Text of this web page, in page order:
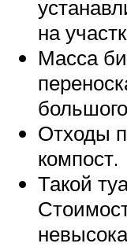
на
Масса
Отходы
компост.
Такой